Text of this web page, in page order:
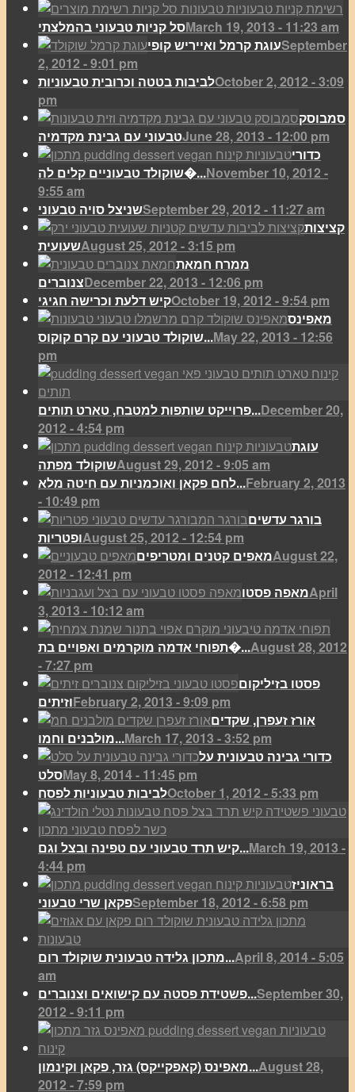
סל קניות טבעוני בהמלצתיMarch 19, 2013 - 11:23 am
עוגת קרמל ואייריש קופיSeptember
2, 2012 - 9:01 pm
לביבות בטטה וכרובית טבעוניותOctober 2, 2012 - 3:09
pm
סמבוסק
טבעוני עם גבינת מקדמיהJune 28, 2013 - 12:00 pm
כדורי
שוקולד טבעוניים קלים לה�...November 10, 2012 -
9:55 am
שניצל סויה טבעוניSeptember 29, 2012 - 11:27 am
קציצות
שעועיתAugust 25, 2012 - 3:15 pm
ממרח חמאת
צנובריםDecember 22, 2013 - 12:06 pm
קיש דלעת וכרישה חגיגיOctober 19, 2012 - 9:54 pm
מאפינס
שוקולד טבעוני עם קרם קוקוס...May 22, 2013 - 12:56
pm
פרוייקט שותפות למטבח, טארט תותים...December 20,
2012 - 4:54 pm
עוגת
שוקולד מפתהAugust 29, 2012 - 9:05 am
לחם פקאן ואוכמניות עם חיטה מלא...February 2, 2013
- 10:49 pm
בורגר עדשים
ופטריותAugust 25, 2012 - 12:54 pm
מאפים קטנים ומטריפיםAugust 22,
2012 - 12:41 pm
מאפה פסטוApril
3, 2013 - 10:12 am
תפוחי אדמה מוקרמים ואפויים בת�...August 28, 2012
- 7:27 pm
פסטו בזיליקום
וזיתיםFebruary 2, 2013 - 9:09 pm
אורז זעפרן, שקדים
מולבנים וחמו...March 17, 2013 - 3:52 pm
כדורי גבינה טבעונית על
סלטMay 8, 2014 - 11:45 pm
לביבות טבעוניות לפסחOctober 1, 2012 - 5:33 pm
קיש תרד טבעוני עם טפינה ובצל וגם...March 19, 2013 -
4:44 pm
בראוניז
פקאן שרי טבעוניSeptember 18, 2012 - 6:58 pm
מתכון גלידה טבעונית שוקולד רום...April 8, 2014 - 5:05
am
פשטידת פסטה עם קישואים וצנוברים...September 30,
2012 - 9:11 pm
מאפינס (קאפקייקס) גזר, פקאן וקינמון...August 28,
2012 - 7:59 pm